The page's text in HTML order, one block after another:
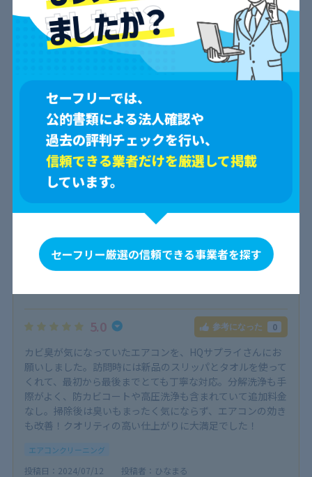
スムーズな進行
4.0
油汚れがたまったレンジフードの掃除をお願いしました。フ
ァンやドラム内部までしっかり分解して洗浄してくれるとの
ことで、安心してお任せ。作業は2時間ほどで、無駄のない
流れで進み、最後まで丁寧な印象でした。ちょっと気になっ
たのは、仕上がりのにおいが強かったこと。でも数日で気に
ならなくなりました。
キッチン清掃
5.0 参考になった 0
カビ臭が気になっていたエアコンを、HQサプライさんにお
願いしました。訪問時には新品のスリッパとタオルを使って
くれて、最初から最後までとても丁寧な対応。分解洗浄も手
際がよく、防カビコートや高圧洗浄も含まれていて追加料金
なし。掃除後は臭いもまったく気にならず、エアコンの効き
も改善！クオリティの高い仕上がりに大満足でした！
エアコンクリーニング
投稿日：2024/07/12 投稿者：ひなまる
セーフリーでは、
公的書類による法人確認や
過去の評判チェックを行い、
信頼できる業者だけを厳選して掲載
しています。
セーフリー厳選の信頼できる事業者を探す